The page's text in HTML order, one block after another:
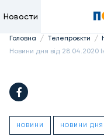
Новости
Головна / Телепроєкти /
Новини дня від 28.04.2020
НОВИНИ НОВИНИ ДНЯ